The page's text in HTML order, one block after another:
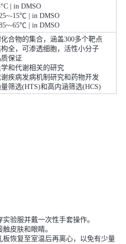
| in DMSO
15℃ | in DMSO
65℃ | in DMSO
化合物的集合，涵盖300多个靶点
全，可渗透细胞，活性小分子
保证
和代谢相关的研究
疾病发病机制研究和药物开发
筛选(HTS)和高内涵筛选(HCS)
验服并戴一次性手套操作。
皮肤和眼睛。
板恢复至室温后再离心，以免有少量